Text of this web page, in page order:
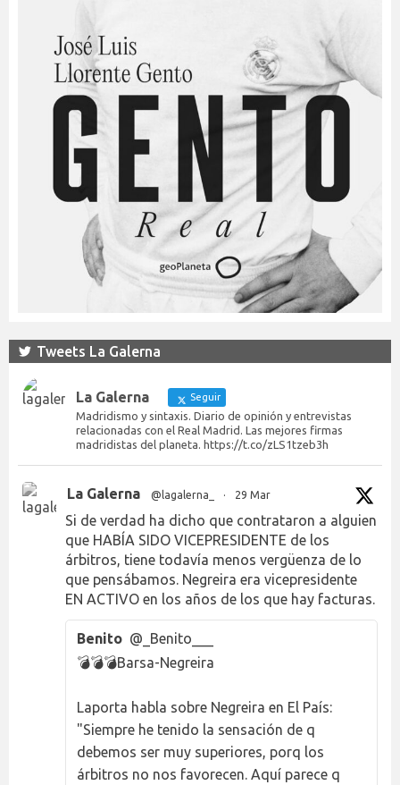
Tweets La Galerna
La Galerna Seguir
Madridismo y sintaxis. Diario de opinión y entrevistas
relacionadas con el Real Madrid. Las mejores firmas
madridistas del planeta. https://t.co/zLS1tzeb3h
La Galerna @lagalerna_ · 29 Mar
Si de verdad ha dicho que contrataron a alguien
que HABÍA SIDO VICEPRESIDENTE de los
árbitros, tiene todavía menos vergüenza de lo
que pensábamos. Negreira era vicepresidente
EN ACTIVO en los años de los que hay facturas.
Benito @_Benito___
💣💣💣Barsa-Negreira
Laporta habla sobre Negreira en El País:
"Siempre he tenido la sensación de q
debemos ser muy superiores, porq los
árbitros no nos favorecen. Aquí parece q